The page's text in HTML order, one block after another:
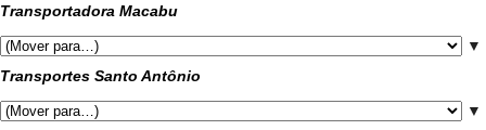
Transportadora Macabu
▼
Transportes Santo Antônio
▼